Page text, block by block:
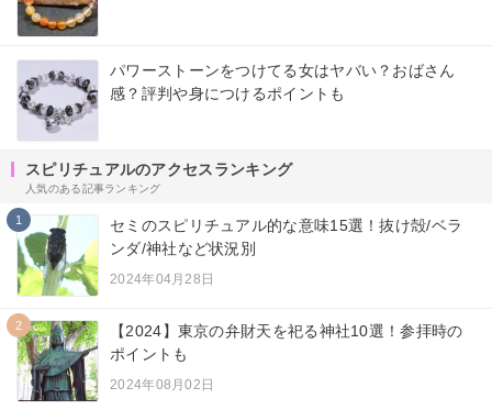
パワーストーンをつけてる女はヤバい？おばさん
感？評判や身につけるポイントも
スピリチュアルのアクセスランキング
人気のある記事ランキング
1
セミのスピリチュアル的な意味15選！抜け殻/ベラ
ンダ/神社など状況別
2024年04月28日
2
【2024】東京の弁財天を祀る神社10選！参拝時の
ポイントも
2024年08月02日